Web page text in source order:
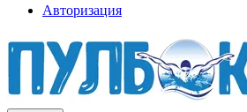
Авторизация